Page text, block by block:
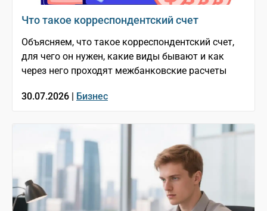
Что такое корреспондентский счет
Объясняем, что такое корреспондентский счет,
для чего он нужен, какие виды бывают и как
через него проходят межбанковские расчеты
30.07.2026 | Бизнес